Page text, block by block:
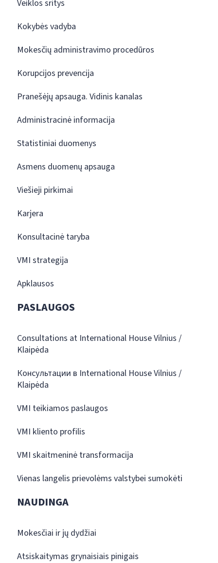
Veiklos sritys
Kokybės vadyba
Mokesčių administravimo procedūros
Korupcijos prevencija
Pranešėjų apsauga. Vidinis kanalas
Administracinė informacija
Statistiniai duomenys
Asmens duomenų apsauga
Viešieji pirkimai
Karjera
Konsultacinė taryba
VMI strategija
Apklausos
PASLAUGOS
Consultations at International House Vilnius /
Klaipėda
Консультации в International House Vilnius /
Klaipėda
VMI teikiamos paslaugos
VMI kliento profilis
VMI skaitmeninė transformacija
Vienas langelis prievolėms valstybei sumokėti
NAUDINGA
Mokesčiai ir jų dydžiai
Atsiskaitymas grynaisiais pinigais